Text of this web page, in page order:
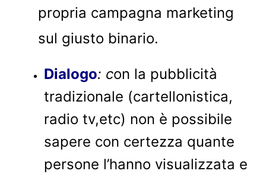
propria campagna marketing
sul giusto binario.
Dialogo: con la pubblicità
tradizionale (cartellonistica,
radio tv,etc) non è possibile
sapere con certezza quante
persone l’hanno visualizzata e